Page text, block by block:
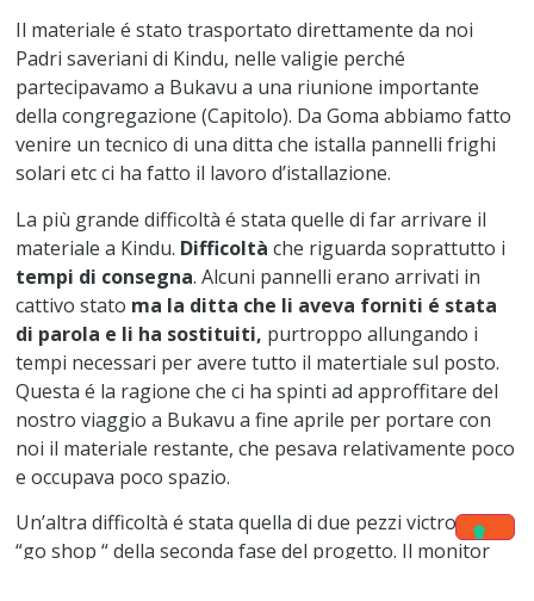
Il materiale é stato trasportato direttamente da noi
Padri saveriani di Kindu, nelle valigie perché
partecipavamo a Bukavu a una riunione importante
della congregazione (Capitolo). Da Goma abbiamo fatto
venire un tecnico di una ditta che istalla pannelli frighi
solari etc ci ha fatto il lavoro d’istallazione.
La più grande difficoltà é stata quelle di far arrivare il
materiale a Kindu. Difficoltàche riguarda soprattutto i
tempi di consegna. Alcuni pannelli erano arrivati in
cattivo stato ma la ditta che li aveva forniti é stata
di parola e li ha sostituiti, purtroppo allungando i
tempi necessari per avere tutto il matertiale sul posto.
Questa é la ragione che ci ha spinti ad approffitare del
nostro viaggio a Bukavu a fine aprile per portare con
noi il materiale restante, che pesava relativamente poco
e occupava poco spazio.
Un’altra difficoltà é stata quella di due pezzi victron di
“go shop “ della seconda fase del progetto. Il monitor